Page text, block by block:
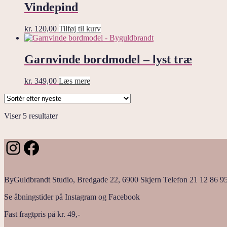
Vindepind
kr. 120,00 Tilføj til kurv
Garnvinde bordmodel – lyst træ
kr. 349,00 Læs mere
Viser 5 resultaterSorteret
Instagram
Facebook
ByGuldbrandt Studio, Bredgade 22, 6900 Skjern Telefon 21 12 86
Se åbningstider på Instagram og Facebook
Fast fragtpris på kr. 49,-